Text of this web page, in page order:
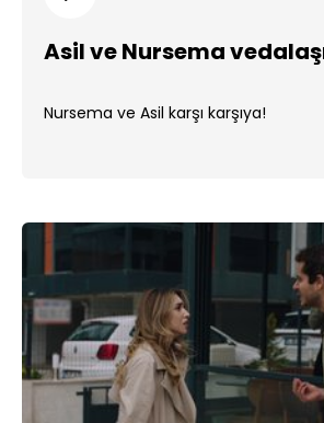
Asil ve Nursema
Nursema ve Asil karşı karşıya!